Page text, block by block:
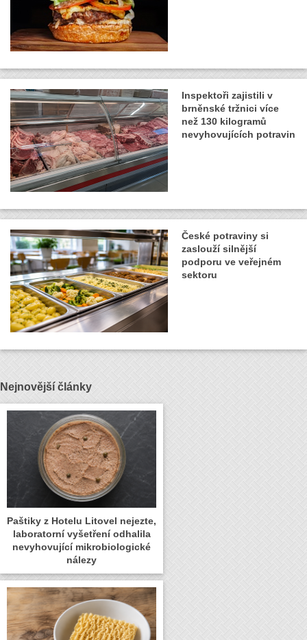
Inspektoři zajistili v
brněnské tržnici více
než 130 kilogramů
nevyhovujících potravin
České potraviny si
zaslouží silnější
podporu ve veřejném
sektoru
Nejnovější články
Paštiky z Hotelu Litovel nejezte,
laboratorní vyšetření odhalila
nevyhovující mikrobiologické
nálezy